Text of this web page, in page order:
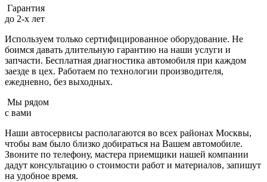
Гарантия
до 2-х лет
Используем только сертифицированное оборудование. Не
боимся давать длительную гарантию на наши услуги и
запчасти. Бесплатная диагностика автомобиля при каждом
заезде в цех. Работаем по технологии производителя,
ежедневно, без выходных.
Мы рядом
с вами
Наши автосервисы располагаются во всех районах Москвы,
чтобы вам было близко добираться на Вашем автомобиле.
Звоните по телефону, мастера приемщики нашей компании
дадут консультацию о стоимости работ и материалов, запишут
на удобное время.